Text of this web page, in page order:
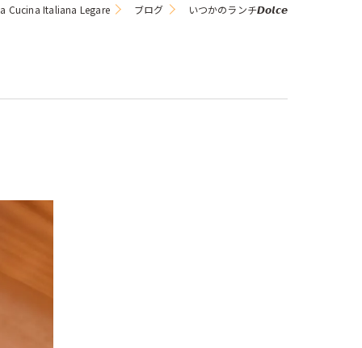
Cucina Italiana Legare ブログ いつかのランチ𝘿𝙤𝙡𝙘𝙚